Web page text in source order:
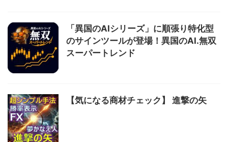
「異国のAIシリーズ」に順張り特化型
のサインツールが登場！異国のAI.無双
スーパートレンド
【気になる商材チェック】 進撃の矢